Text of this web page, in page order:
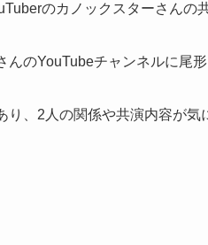
のカノックスターさんの
んのYouTubeチャンネルに尾
、2人の関係や共演内容が気